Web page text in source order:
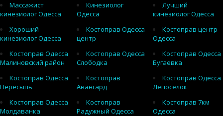
Массажист
кинезиолог Одесса
Кинезиолог
Одесса
Лучший
кинезиолог Одесса
Хороший
кинезиолог Одесса
Костоправ Одесса
центр
Костоправ центр
Одесса
Костоправ Одесса
Малиновский район
Костоправ Одесса
Слободка
Костоправ Одесса
Бугаевка
Костоправ Одесса
Пересыпь
Костоправ
Авангард
Костоправ Одесса
Лепоселок
Костоправ Одесса
Молдаванка
Костоправ
Радужный Одесса
Костоправ 7км
Одесса